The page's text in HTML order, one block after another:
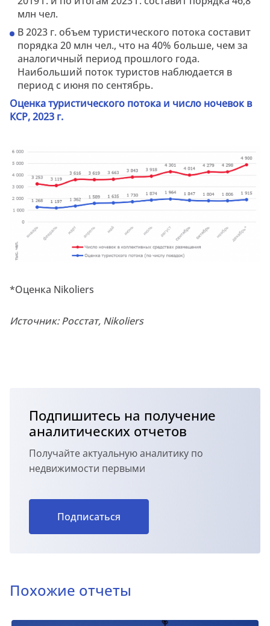
млн чел.
В 2023 г. объем туристического потока составит
порядка 20 млн чел., что на 40% больше, чем за
аналогичный период прошлого года.
Наибольший поток туристов наблюдается в
период с июня по сентябрь.
Оценка туристического потока и число ночевок в
КСР, 2023 г.
*Оценка Nikoliers
Источник: Росстат, Nikoliers
Подпишитесь на получение
аналитических отчетов
Получайте актуальную аналитику по
недвижимости первыми
Подписаться
Похожие отчеты